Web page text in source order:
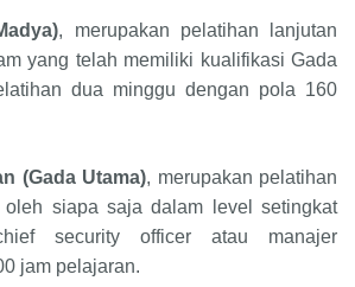
, merupakan pelatihan lanjutan
yang telah memiliki kualifikasi Gada
dua minggu dengan pola 160
(Gada Utama), merupakan pelatihan
siapa saja dalam level setingkat
security officer atau manajer
jam pelajaran.